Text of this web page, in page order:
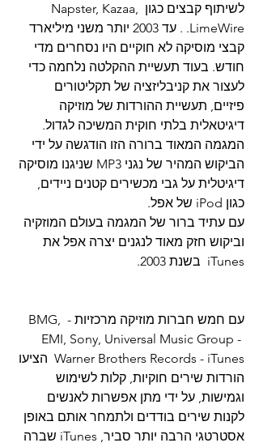
לשיתוף קבצים כגון Napster, Kazaa,
LimeWire. . עד 2003 יותר משני מיליארד
קבצי מוסיקה לא חוקיים היו נסחרים מדי
חודש. בעוד תעשיית ההקלטה נלחמה כדי
לעצור את קניבליזציה של תקליטורים
פיזיים, תעשיית ההורדות של מוזיקה
דיגיטאלית בלתי חוקית המשיכה לגדול.
המגמה המאוד ברורה הזו הודגשה על ידי
הביקוש המהיר של נגני MP3 שניגנו מוסיקה
דיגיטלית על גבי מכשירים קטנים ניידים,
כגון iPod של אפל.
עם עתיד ברור של המגמה בעולם המוזקיה
וביקוש חזק מאוד לנגנים יצרה אפל את
iTunes  בשנת 2003.
עם חמש חברות מוזיקה מרכזיות - BMG,
EMI, Sony, Universal Music Group -
Warner Brothers Records - iTunes  הציעו
הורדות שירים חוקיות, קלות לשימוש
וגמישות, על ידי מתן אפשרות לאנשים
לקנות שירים בודדים ולתמחר אותם באופן
אסטרטגי הרבה יותר סביר, iTunes שברה